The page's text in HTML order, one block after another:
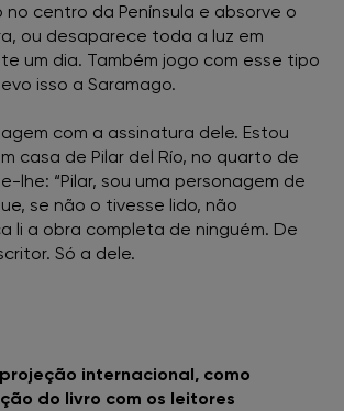
no centro da Península e absorve o
ou desaparece toda a luz em
um dia. Também jogo com esse tipo
isso a Saramago.
com a assinatura dele. Estou
casa de Pilar del Río, no quarto de
lhe: “Pilar, sou uma personagem de
se não o tivesse lido, não
li a obra completa de ninguém. De
Só a dele.
internacional, como
do livro com os leitores